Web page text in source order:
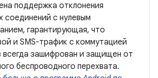
​​поддержка отклонения
соединений с нулевым
гарантирующая, что
и SMS-трафик с коммутацией
всегда зашифрован и защищен от
беспроводного перехвата.